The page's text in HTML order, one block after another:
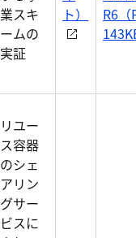
業スキ
ームの
実証
ト）
R6（
リユー
ス容器
のシェ
アリン
グサー
ビスに